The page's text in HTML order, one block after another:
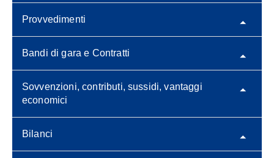
Provvedimenti
Bandi di gara e Contratti
Sovvenzioni, contributi, sussidi, vantaggi
economici
Bilanci